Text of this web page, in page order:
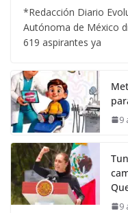
*Redacción Diario
Autónoma de México
619 aspirantes ya
9
9